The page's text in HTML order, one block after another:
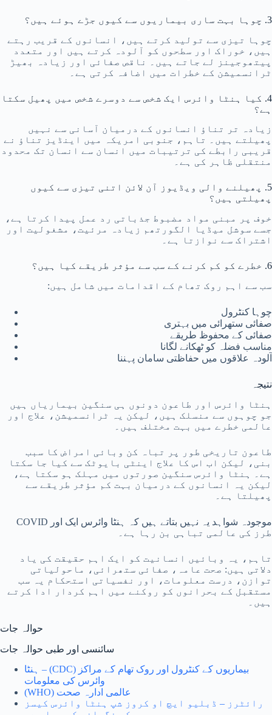
3. چوہا بہت ساری بیماریوں سے کیوں جڑے ہوئے ہیں؟
چوہا تیزی سے تولید کرتے ہیں، انسانوں کے قریب رہتے
ہیں، خوراک اور سطحوں کو آلودہ کرتے ہیں اور متعدد
پیتھوجینز لے جاتے ہیں۔ ناقص صفائی اور زیادہ بھیڑ
ٹرانسمیشن کے خطرات میں اضافہ کرتی ہے۔
4. کیا ہنٹا وائرس ایک شخص سے دوسرے شخص میں پھیل سکتا
ہے؟
زیادہ تر تناؤ انسانوں کے درمیان آسانی سے نہیں
پھیلتے ہیں۔ تاہم، جنوبی امریکہ میں اینڈیز تناؤ نے
قریبی رابطے کی ترتیبات میں انسان سے انسان تک محدود
منتقلی ظاہر کی ہے۔
5. پھیلنے والی ویڈیوز آن لائن اتنی تیزی سے کیوں
پھیلتی ہیں؟
خوف پر مبنی مواد مضبوط جذباتی رد عمل پیدا کرتا ہے،
جسے سوشل میڈیا الگورتھم زیادہ مرئیت، مشغولیت اور
اشتراک سے نوازتا ہے۔
6. خطرے کو کم کرنے کے سب سے مؤثر طریقے کیا ہیں؟
سب سے اہم روک تھام کے اقدامات میں شامل ہیں:
چوہا کنٹرول
صفائی ستھرائی میں بہتری
صفائی کے محفوظ طریقے
مناسب فضلہ کو ٹھکانے لگانا
آلودہ علاقوں میں حفاظتی سامان پہننا
نتیجہ
ہنٹا وائرس اور طاعون دونوں ہی سنگین بیماریاں ہیں
جو چوہوں سے منسلک ہیں، لیکن یہ ٹرانسمیشن، علاج اور
عالمی خطرے میں بہت مختلف ہیں۔
طاعون تاریخی طور پر تباہ کن وبائی امراض کا سبب
بنی، لیکن اب اس کا علاج اینٹی بایوٹک سے کیا جا سکتا
ہے۔ ہنٹا وائرس سنگین صورتوں میں مہلک ہو سکتا ہے،
لیکن یہ انسانوں کے درمیان بہت کم مؤثر طریقے سے
پھیلتا ہے۔
موجودہ شواہد یہ نہیں بتاتے ہیں کہ ہنٹا وائرس ایک اور COVID
طرز کی عالمی تباہی بن رہا ہے۔
تاہم، یہ وبائیں انسانیت کو ایک اہم حقیقت کی یاد
دلاتی ہیں: صحت عامہ، صفائی ستھرائی، ماحولیاتی
توازن، درست معلومات، اور نفسیاتی استحکام یہ سب
مستقبل کے بحرانوں کو روکنے میں اہم کردار ادا کرتے
ہیں۔
حوالہ جات
سائنسی اور طبی حوالہ جات
بیماریوں کے کنٹرول اور روک تھام کے مراکز (CDC) – ہنٹا
وائرس کی معلومات
عالمی ادارہ صحت (WHO)
رائٹرز – ڈبلیو ایچ او کروز شپ ہنٹا وائرس کیسز